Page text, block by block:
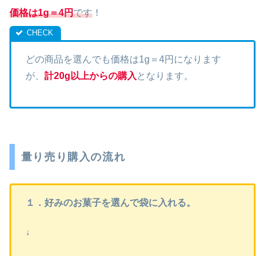
価格は1g＝4円です ！
どの商品を選んでも価格は1g＝4円になります
が、 計20g以上からの購入 となります。
量り売り購入の流れ
１．好みのお菓子を選んで袋に入れる。
↓